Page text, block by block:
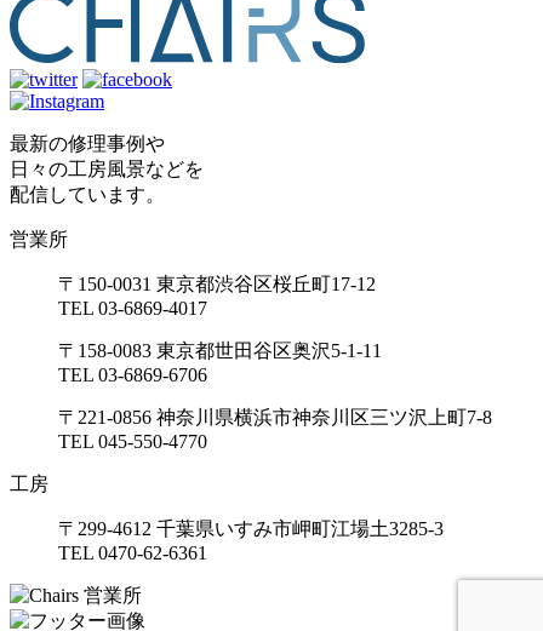
最新の修理事例や
日々の工房風景などを
配信しています。
営業所
〒150-0031 東京都渋谷区桜丘町17-12
TEL 03-6869-4017
〒158-0083 東京都世田谷区奥沢5-1-11
TEL 03-6869-6706
〒221-0856 神奈川県横浜市神奈川区三ツ沢上町7-8
TEL 045-550-4770
工房
〒299-4612 千葉県いすみ市岬町江場土3285-3
TEL 0470-62-6361